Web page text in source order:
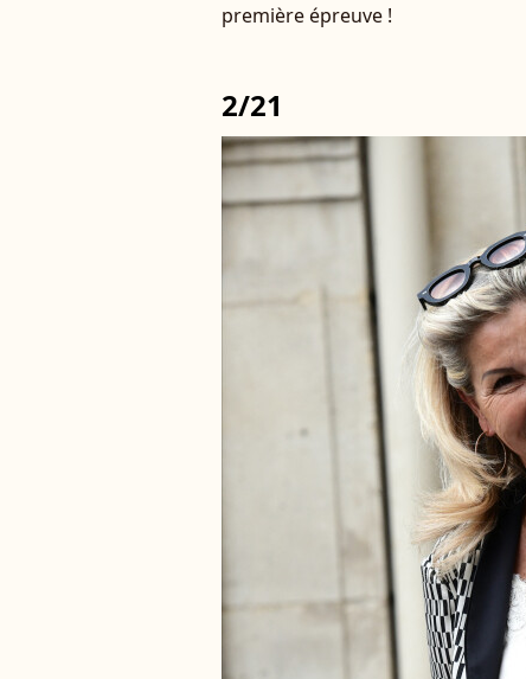
première épreuve !
2/21